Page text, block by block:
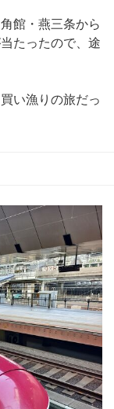
館・燕三条から
たったので、途
い漁りの旅だっ